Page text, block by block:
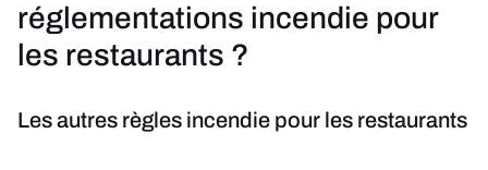
réglementations incendie pour
les restaurants ?
Les autres règles incendie pour les restaurants